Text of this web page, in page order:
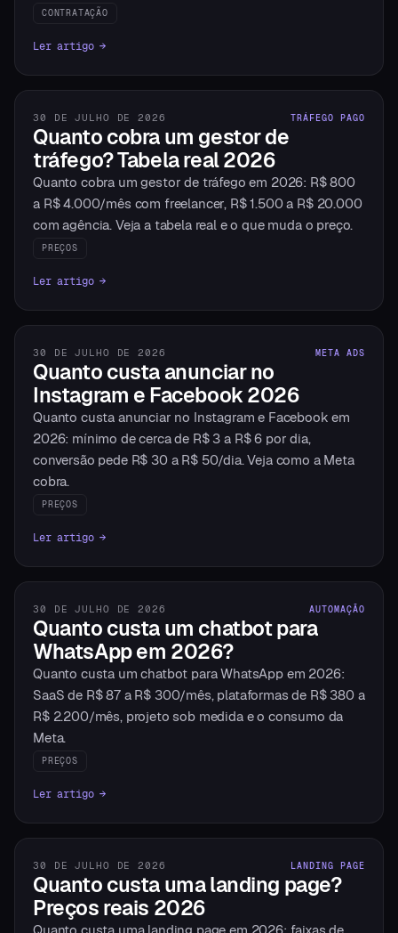
CONTRATAÇÃO
Ler artigo →
30 DE JULHO DE 2026 TRÁFEGO PAGO
Quanto cobra um gestor de
tráfego? Tabela real 2026
Quanto cobra um gestor de tráfego em 2026: R$ 800
a R$ 4.000/mês com freelancer, R$ 1.500 a R$ 20.000
com agência. Veja a tabela real e o que muda o preço.
PREÇOS
Ler artigo →
30 DE JULHO DE 2026 META ADS
Quanto custa anunciar no
Instagram e Facebook 2026
Quanto custa anunciar no Instagram e Facebook em
2026: mínimo de cerca de R$ 3 a R$ 6 por dia,
conversão pede R$ 30 a R$ 50/dia. Veja como a Meta
cobra.
PREÇOS
Ler artigo →
30 DE JULHO DE 2026 AUTOMAÇÃO
Quanto custa um chatbot para
WhatsApp em 2026?
Quanto custa um chatbot para WhatsApp em 2026:
SaaS de R$ 87 a R$ 300/mês, plataformas de R$ 380 a
R$ 2.200/mês, projeto sob medida e o consumo da
Meta.
PREÇOS
Ler artigo →
30 DE JULHO DE 2026 LANDING PAGE
Quanto custa uma landing page?
Preços reais 2026